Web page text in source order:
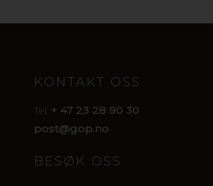
KONTAKT OSS
Tel: + 47 23 28 90 30
post@gop.no
BESØK OSS